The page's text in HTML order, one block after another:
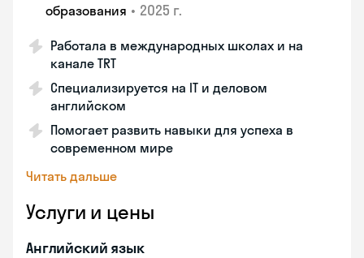
образования • 2025 г.
Работала в международных школах и на
канале TRT
Специализируется на IT и деловом
английском
Помогает развить навыки для успеха в
современном мире
Читать дальше
Услуги и цены
Английский язык